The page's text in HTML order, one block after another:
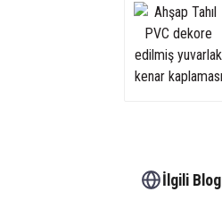
İlgili Blog